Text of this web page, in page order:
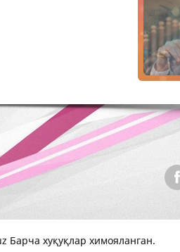
Барча хуқуқлар химояланган.